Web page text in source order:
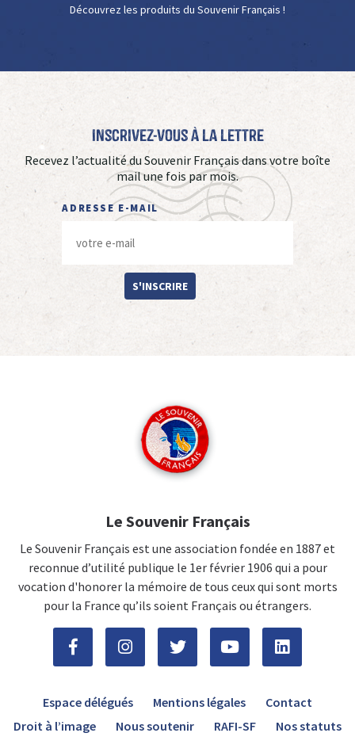
Découvrez les produits du Souvenir Français !
Inscrivez-vous à La Lettre
Recevez l’actualité du Souvenir Français dans votre boîte
mail une fois par mois.
ADRESSE E-MAIL
S'INSCRIRE
Le Souvenir Français
Le Souvenir Français est une association fondée en 1887 et
reconnue d’utilité publique le 1er février 1906 qui a pour
vocation d'honorer la mémoire de tous ceux qui sont morts
pour la France qu’ils soient Français ou étrangers.
Espace délégués Mentions légales
Contact
Droit à l’image
Nous soutenir RAFI-SF Nos statuts